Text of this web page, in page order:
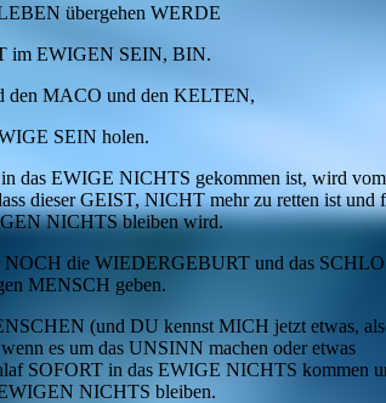
übergehen WERDE
im EWIGEN SEIN, BIN.
den MACO und den KELTEN,
SEIN holen.
das EWIGE NICHTS gekommen ist, wird vom
dieser GEIST, NICHT mehr zu retten ist und
NICHTS bleiben wird.
die WIEDERGEBURT und das
MENSCH geben.
(und DU kennst MICH jetzt etwas,
es um das UNSINN machen oder etwas
SOFORT in das EWIGE NICHTS kommen
NICHTS bleiben.